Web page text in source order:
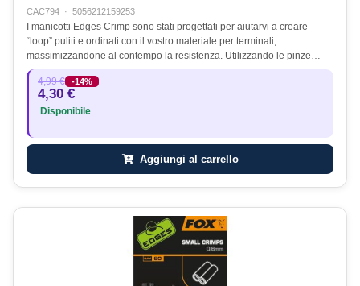
CAC794 · 5056212159253
I manicotti Edges Crimp sono stati progettati per aiutarvi a creare
“loop” puliti e ordinati con il vostro materiale per terminali,
massimizzandone al contempo la resistenza. Utilizzando le pinze…
4,99 € -14%
4,30 €
Disponibile
Aggiungi al carrello